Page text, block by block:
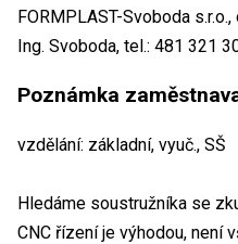
FORMPLAST-Svoboda
Ing. Svoboda, tel.: 481 321
Poznámka
vzdělání: základní, vyuč., SŠ
Hledáme soustružníka se
CNC řízení je výhodou, není